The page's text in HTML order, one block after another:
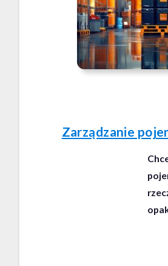
Zarządzanie